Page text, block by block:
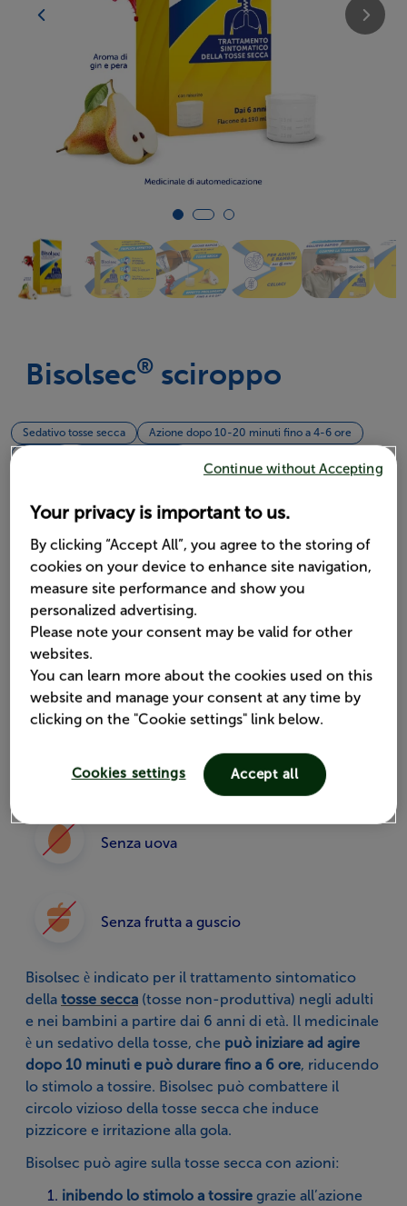
Bisolsec® sciroppo
Sedativo tosse secca
Azione dopo 10-20 minuti fino a 4-6 ore
Senza glutine
Senza lattosio
Senza saccarosio nè fruttosio
Essenzialmente senza sodio
Senza uova
Senza frutta a guscio
Bisolsec è indicato per il trattamento sintomatico
della tosse secca (tosse non-produttiva) negli adulti
e nei bambini a partire dai 6 anni di età. Il medicinale
è un sedativo della tosse, che può iniziare ad agire
dopo 10 minuti e può durare fino a 6 ore, riducendo
lo stimolo a tossire. Bisolsec può combattere il
circolo vizioso della tosse secca che induce
pizzicore e irritazione alla gola.
Bisolsec può agire sulla tosse secca con azioni:
inibendo lo stimolo a tossire grazie all’azione
Your privacy is important to us.
By clicking “Accept All”, you agree to the storing of
cookies on your device to enhance site navigation,
measure site performance and show you
personalized advertising.
Please note your consent may be valid for other
websites.
You can learn more about the cookies used on this
website and manage your consent at any time by
clicking on the "Cookie settings" link below.
Cookies settings Accept all
Continue without Accepting